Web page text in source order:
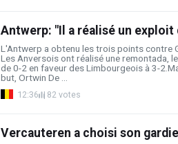
Antwerp: "Il a réalisé un
L'Antwerp a obtenu les trois points contre
Les Anversois ont réalisé une remontada,
de 0-2 en faveur des Limbourgeois à 3-
but, Ortwin De ...
12:36 82 votes
Vercauteren a choisi son